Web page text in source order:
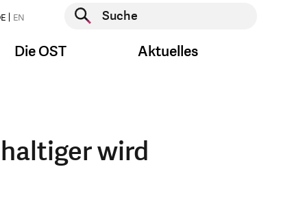
EN
Suche starten
Die OST Aktuelles
wird